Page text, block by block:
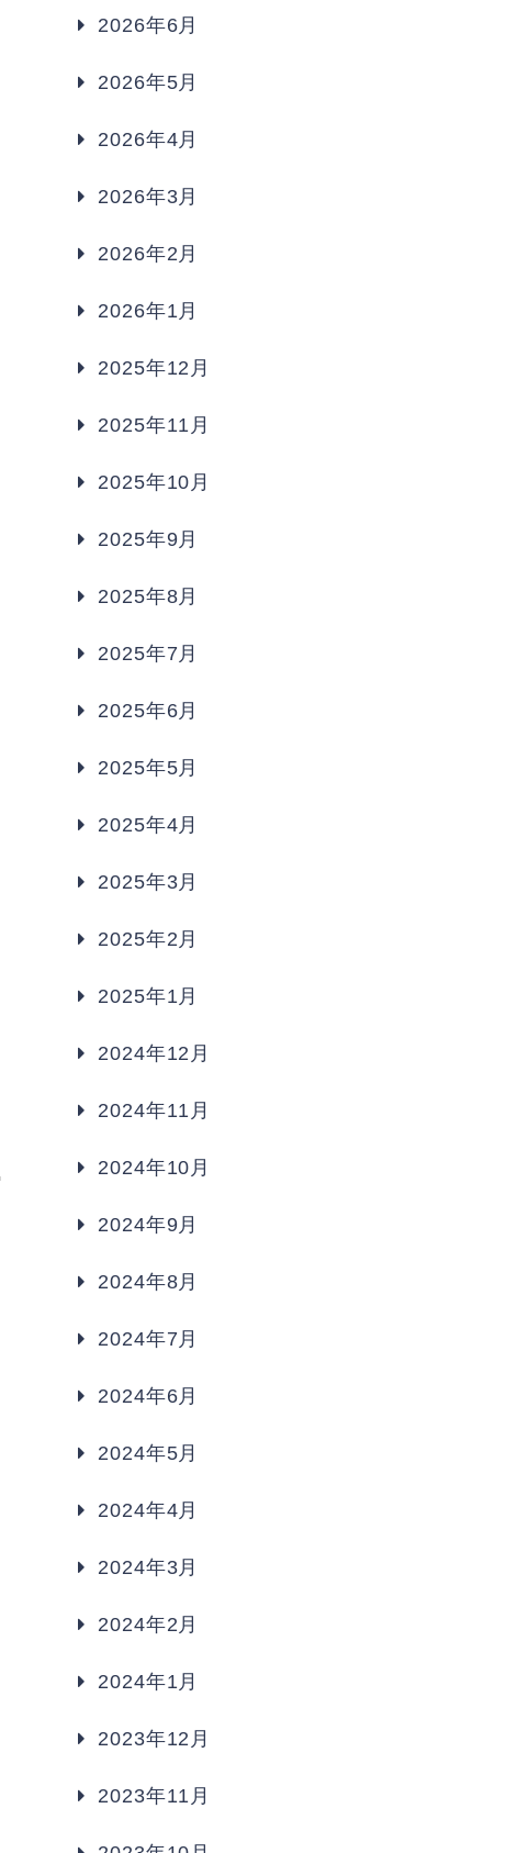
2026年6月
2026年5月
2026年4月
2026年3月
2026年2月
2026年1月
2025年12月
2025年11月
2025年10月
2025年9月
2025年8月
2025年7月
2025年6月
2025年5月
2025年4月
2025年3月
2025年2月
2025年1月
2024年12月
2024年11月
2024年10月
2024年9月
2024年8月
2024年7月
2024年6月
2024年5月
2024年4月
2024年3月
2024年2月
2024年1月
2023年12月
2023年11月